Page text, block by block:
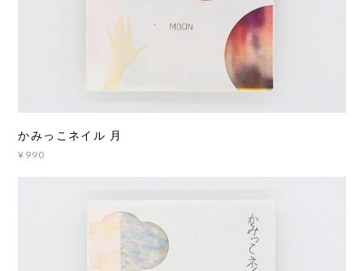
かみっこネイル 月
¥990